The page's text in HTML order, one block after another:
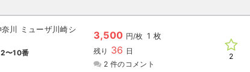
川 ミューザ川崎シ
10番
3,500 円/枚 1 枚
残り 36 日
2 件のコメント
2